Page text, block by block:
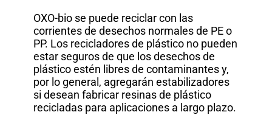
OXO-bio se puede reciclar con las
corrientes de desechos normales de PE o
PP. Los recicladores de plástico no pueden
estar seguros de que los desechos de
plástico estén libres de contaminantes y,
por lo general, agregarán estabilizadores
si desean fabricar resinas de plástico
recicladas para aplicaciones a largo plazo.